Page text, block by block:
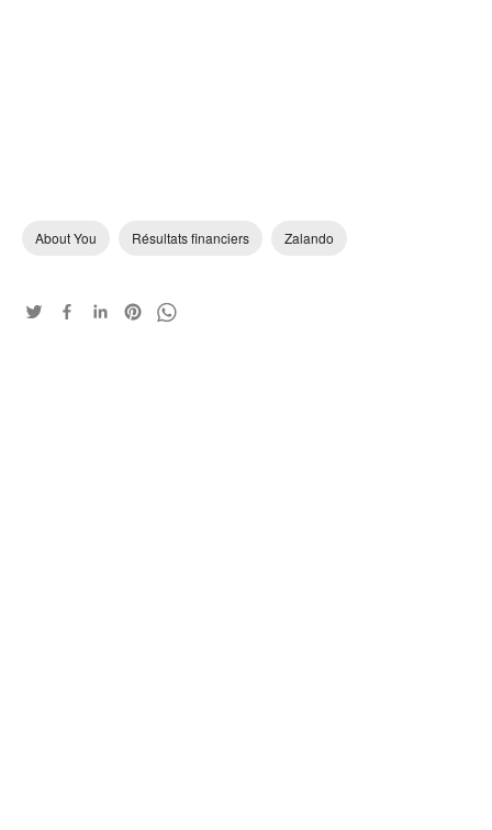
About You Résultats financiers Zalando